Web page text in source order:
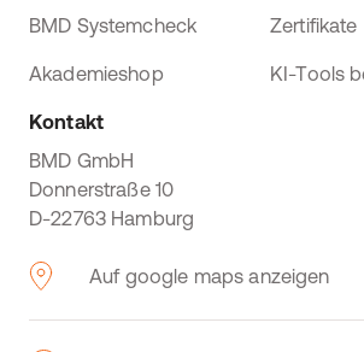
BMD Systemcheck Zertifikate
Akademieshop KI-Tools
Kontakt
BMD GmbH
Donnerstraße 10
D-22763 Hamburg
Auf google maps anzeigen